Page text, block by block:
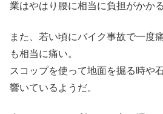
業はやはり腰に相当に負担がかか
また、若い頃にバイク事故で一度
も相当に痛い。
スコップを使って地面を掘る時や
響いているようだ。